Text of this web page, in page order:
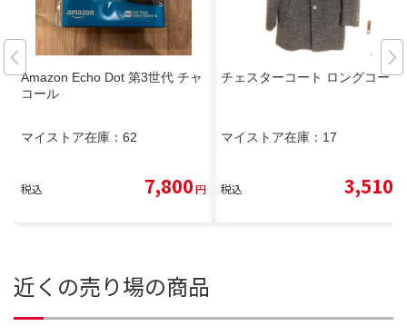
Amazon Echo Dot 第3世代 チャ
コール
マイストア在庫： 62
税込 7,800円
チェスターコート ロングコート
マイストア在庫： 17
税込 3,510
近くの売り場の商品